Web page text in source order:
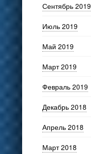
Сентябрь 2019
Июль 2019
Май 2019
Март 2019
Февраль 2019
Декабрь 2018
Апрель 2018
Март 2018